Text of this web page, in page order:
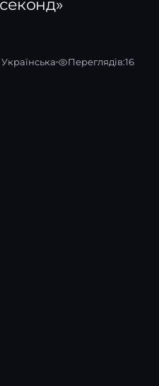
Українська Переглядів:16